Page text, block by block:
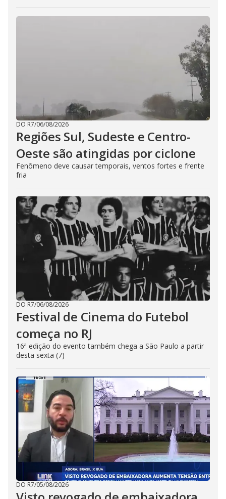
DO R7/06/08/2026
Regiões Sul, Sudeste e Centro-
Oeste são atingidas por ciclone
Fenômeno deve causar temporais, ventos fortes e frente
fria
DO R7/06/08/2026
Festival de Cinema do Futebol
começa no RJ
16ª edição do evento também chega a São Paulo a partir
desta sexta (7)
DO R7/05/08/2026